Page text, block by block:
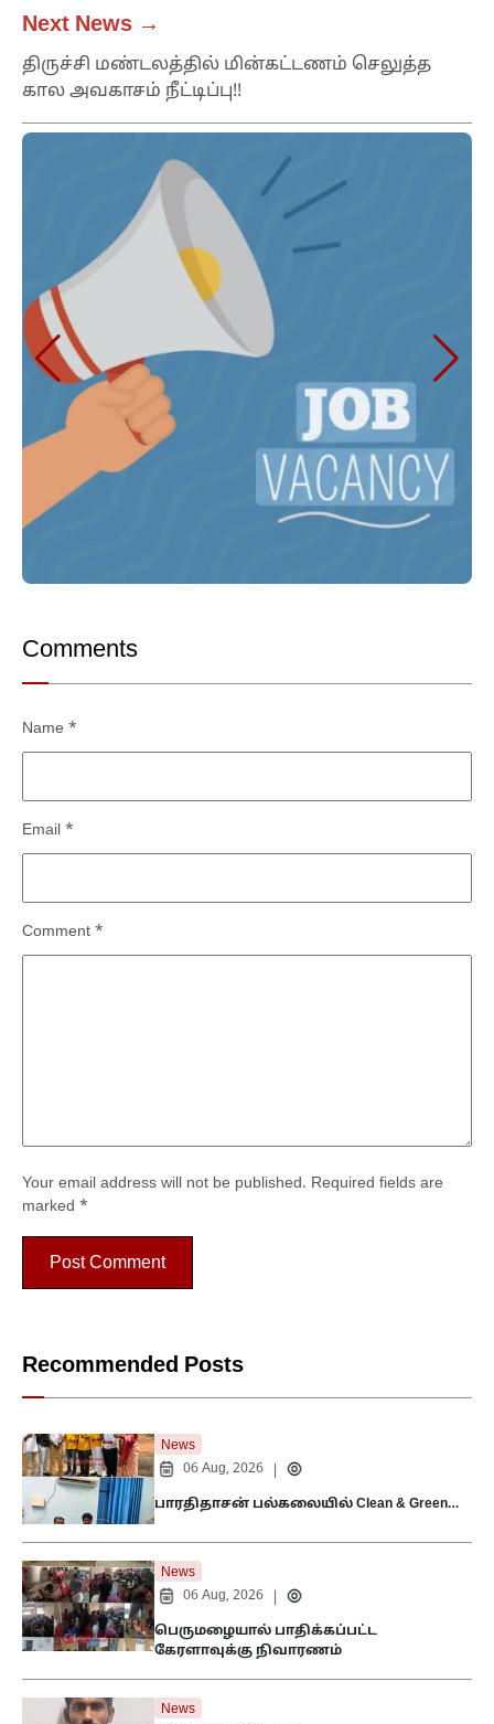
Next News →
திருச்சி மண்டலத்தில் மின்கட்டணம் செலுத்த
கால அவகாசம் நீட்டிப்பு!!
Comments
Your email address will not be published. Required fields are
marked *
Comment *
Name *
Email *
Recommended Posts
News
06 Aug, 2026
பாரதிதாசன் பல்கலையில் Clean & Green…
News
06 Aug, 2026
பெருமழையால் பாதிக்கப்பட்ட
கேரளாவுக்கு நிவாரணம்
News